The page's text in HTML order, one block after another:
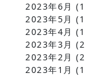
2023年6月
2023年5月
2023年4月
2023年3月
2023年2月
2023年1月